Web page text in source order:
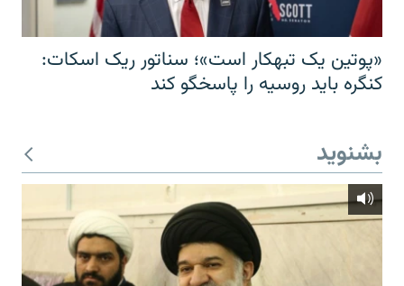
«پوتین یک تبهکار است»؛ سناتور ریک اسکات:
کنگره باید روسیه را پاسخگو کند
بشنوید